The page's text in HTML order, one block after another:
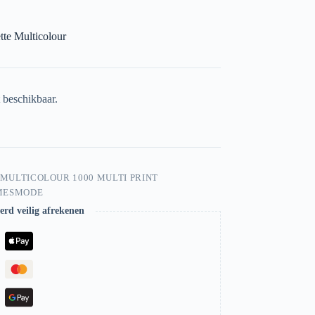
Multicolour
1000 MULTI PRINT
veilig afrekenen